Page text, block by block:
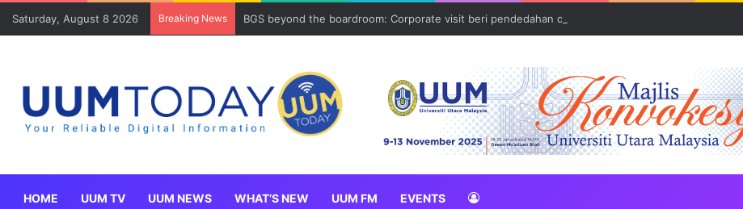
Saturday, August 8 2026 Breaking News BGS beyond the boardroom: Corporate visit beri pendedahan dunia korporat kepada PELAJAR UUM
HOME UUM TV UUM NEWS WHAT’S NEW UUM FM EVENTS